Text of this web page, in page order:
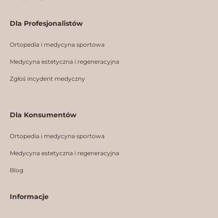
Dla Profesjonalistów
Ortopedia i medycyna sportowa
Medycyna estetyczna i regeneracyjna
Zgłoś incydent medyczny
Dla Konsumentów
Ortopedia i medycyna sportowa
Medycyna estetyczna i regeneracyjna
Blog
Informacje